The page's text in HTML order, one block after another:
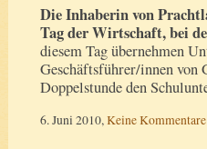
Die Inhaberin von
Tag der Wirtschaft, bei
diesem Tag übernehmen
Geschäftsführer/innen von
Doppelstunde den
6. Juni 2010,Keine Kommentare